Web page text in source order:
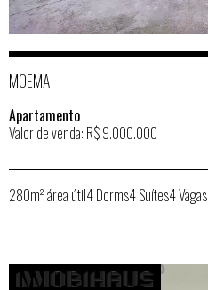
MOEMA
Apartamento
Valor de venda: R$ 9.000.000
280m² área útil4 Dorms4 Suítes4 Vagas